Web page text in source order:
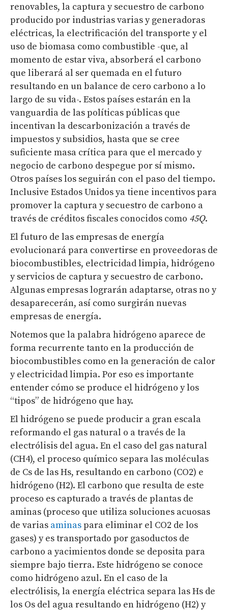
renovables, la captura y secuestro de carbono
producido por industrias varias y generadoras
eléctricas, la electrificación del transporte y el
uso de biomasa como combustible -que, al
momento de estar viva, absorberá el carbono
que liberará al ser quemada en el futuro
resultando en un balance de cero carbono a lo
largo de su vida-. Estos países estarán en la
vanguardia de las políticas públicas que
incentivan la descarbonización a través de
impuestos y subsidios, hasta que se cree
suficiente masa crítica para que el mercado y
negocio de carbono despegue por sí mismo.
Otros países los seguirán con el paso del tiempo.
Inclusive Estados Unidos ya tiene incentivos para
promover la captura y secuestro de carbono a
través de créditos fiscales conocidos como 45Q.
El futuro de las empresas de energía
evolucionará para convertirse en proveedoras de
biocombustibles, electricidad limpia, hidrógeno
y servicios de captura y secuestro de carbono.
Algunas empresas lograrán adaptarse, otras no y
desaparecerán, así como surgirán nuevas
empresas de energía.
Notemos que la palabra hidrógeno aparece de
forma recurrente tanto en la producción de
biocombustibles como en la generación de calor
y electricidad limpia. Por eso es importante
entender cómo se produce el hidrógeno y los
“tipos” de hidrógeno que hay.
El hidrógeno se puede producir a gran escala
reformando el gas natural o a través de la
electrólisis del agua. En el caso del gas natural
(CH4), el proceso químico separa las moléculas
de Cs de las Hs, resultando en carbono (CO2) e
hidrógeno (H2). El carbono que resulta de este
proceso es capturado a través de plantas de
aminas (proceso que utiliza soluciones acuosas
de varias aminaspara eliminar el CO2 de los
gases) y es transportado por gasoductos de
carbono a yacimientos donde se deposita para
siempre bajo tierra. Este hidrógeno se conoce
como hidrógeno azul. En el caso de la
electrólisis, la energía eléctrica separa las Hs de
los Os del agua resultando en hidrógeno (H2) y